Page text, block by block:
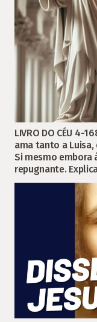
LIVRO DO CÉU 4-
ama tanto a
Si mesmo embora
repugnante.